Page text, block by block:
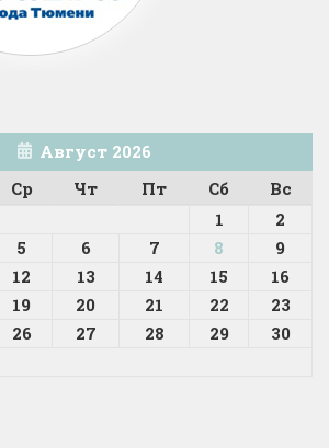
Август 2026
Ср Чт Пт Сб
Вс
1
2
5 6 7 8
9
12 13 14 15
16
19 20 21 22
23
26 27 28 29
30